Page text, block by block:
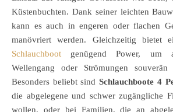
Küstenbuchten. Dank seiner leichten
kann es auch in engeren oder flachen
manövriert werden. Gleichzeitig bietet
Schlauchboot genügend Power, um
Wellengang oder Strömungen
Besonders beliebt sindSchlauchboote 4
die abgelegene und schwer zugängliche
wollen, oder bei Familien, die an